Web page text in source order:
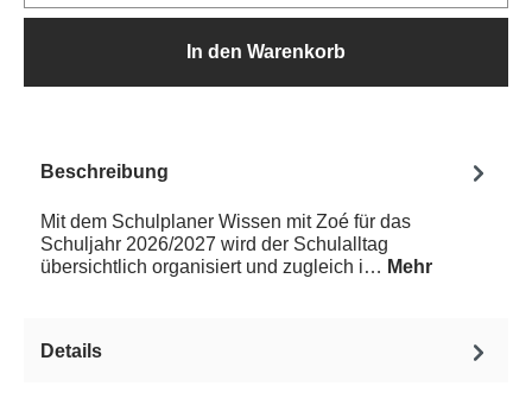
In den Warenkorb
Beschreibung
Mit dem Schulplaner Wissen mit Zoé für das
Schuljahr 2026/2027 wird der Schulalltag
übersichtlich organisiert und zugleich i… Mehr
Details